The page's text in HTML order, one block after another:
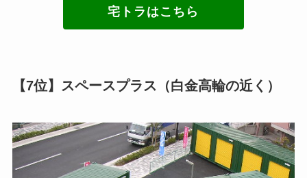
宅トラはこちら
【7位】スペースプラス（白金高輪の近く）